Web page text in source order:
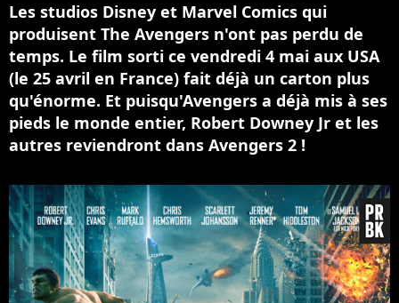
Les studios Disney et Marvel Comics qui
produisent The Avengers n'ont pas perdu de
temps. Le film sorti ce vendredi 4 mai aux USA
(le 25 avril en France) fait déjà un carton plus
qu'énorme. Et puisqu'Avengers a déjà mis à ses
pieds le monde entier, Robert Downey Jr et les
autres reviendront dans Avengers 2 !